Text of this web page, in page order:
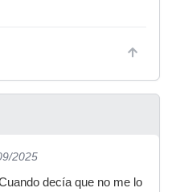
2025
decía que no me lo